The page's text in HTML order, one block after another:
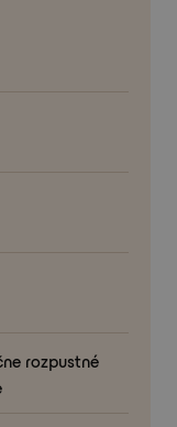
rozpustné